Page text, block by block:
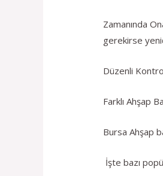
Zamanında
gerekirse
Düzenli
Farklı Ahşap
Bursa Ahşap
İşte bazı